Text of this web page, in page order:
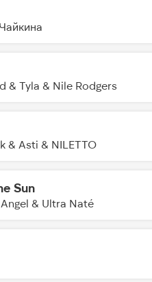
& Tyla & Nile Rodgers
& Asti & NILETTO
Sun
Angel & Ultra Naté